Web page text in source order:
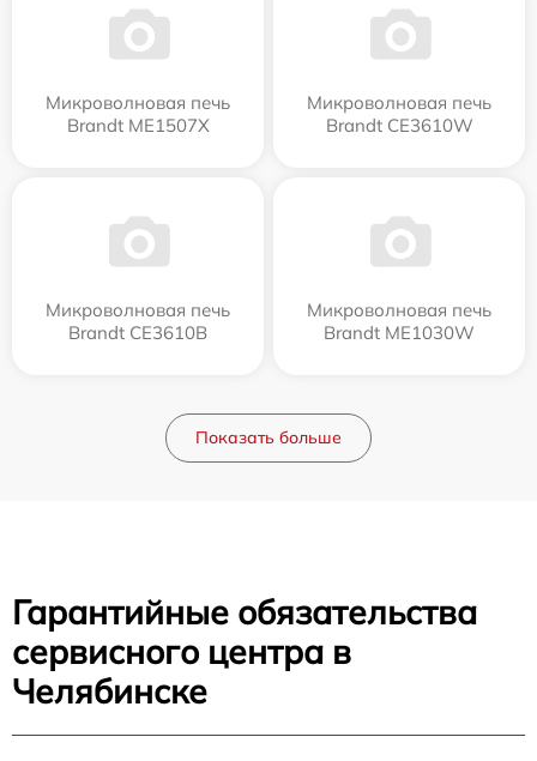
Микроволновая печь
Brandt ME1507X
Микроволновая печь
Brandt CE3610W
Микроволновая печь
Brandt CE3610B
Микроволновая печь
Brandt ME1030W
Показать больше
Гарантийные обязательства
сервисного центра в
Челябинске